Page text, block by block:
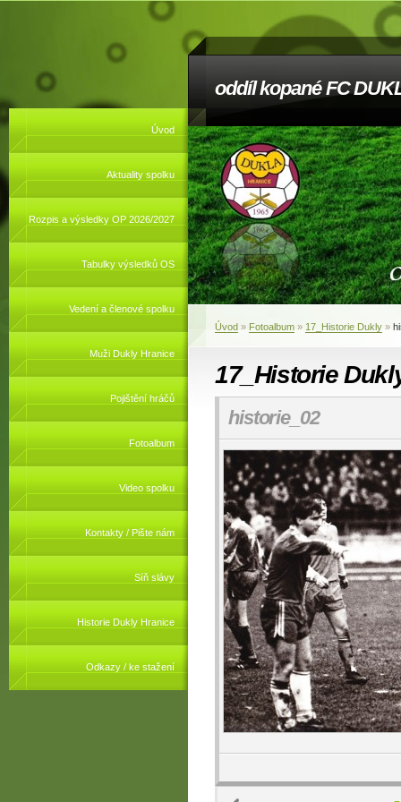
oddíl kopané FC
Úvod
Aktuality spolku
Rozpis a výsledky OP 2026/2027
Tabulky výsledků OS
Vedení a členové spolku
Muži Dukly Hranice
Pojištění hráčů
Fotoalbum
Video spolku
Kontakty / Pište nám
Síň slávy
Historie Dukly Hranice
Odkazy / ke stažení
Úvod » Fotoalbum » 17_Historie Dukly »
17_Historie
historie_02